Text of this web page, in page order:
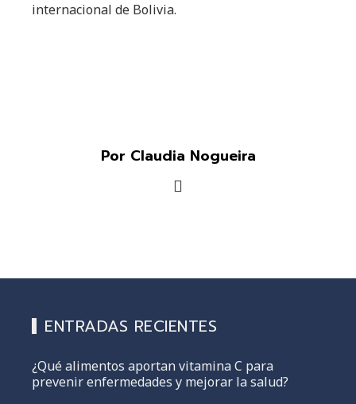
internacional de Bolivia.
Por Claudia Nogueira
ENTRADAS RECIENTES
¿Qué alimentos aportan vitamina C para
prevenir enfermedades y mejorar la salud?